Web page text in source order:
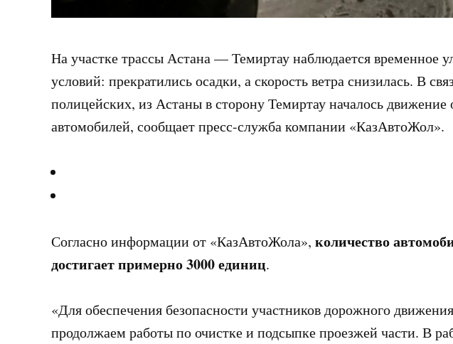
На участке трассы Астана — Темиртау наблюдается временное
условий: прекратились осадки, а скорость ветра снизилась. В
полицейских, из Астаны в сторону Темиртау началось
автомобилей, сообщает пресс-служба компании «КазАвтоЖол».
Согласно информации от «КазАвтоЖола», количество
достигает примерно 3000 единиц.
«Для обеспечения безопасности участников дорожного
продолжаем работы по очистке и подсыпке проезжей части. В